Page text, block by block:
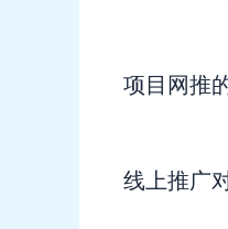
项目网推
线上推广